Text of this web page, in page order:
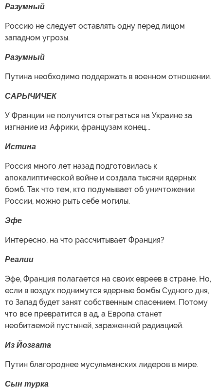
Разумный
Россию не следует оставлять одну перед лицом
западном угрозы.
Разумный
Путина необходимо поддержать в военном отношении.
САРЫЧИЧЕК
У Франции не получится отыграться на Украине за
изгнание из Африки, французам конец...
Истина
Россия много лет назад подготовилась к
апокалиптической войне и создала тысячи ядерных
бомб. Так что тем, кто подумывает об уничтожении
России, можно рыть себе могилы.
Эфе
Интересно, на что рассчитывает Франция?
Реалии
Эфе, Франция полагается на своих евреев в стране. Но,
если в воздух поднимутся ядерные бомбы Судного дня,
то Запад будет занят собственным спасением. Потому
что все превратится в ад, а Европа станет
необитаемой пустыней, зараженной радиацией.
Из Йозгата
Путин благороднее мусульманских лидеров в мире.
Сын турка